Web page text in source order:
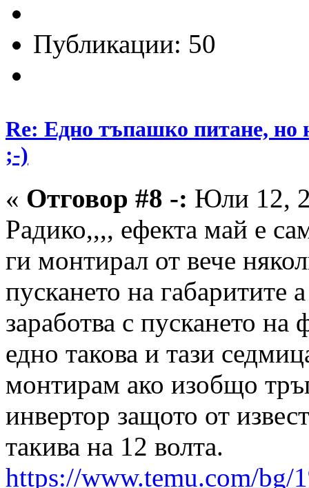
Публикации: 50
Re: Едно тъпашко питане, но
;-)
« Отговор #8 -: Юли 12,
Радико,,,, ефекта май е
ги монтирал от вече
пускането на габаритите
заработва с пускането
едно такова и тази
монтирам ако изобщо
инвертор защото от
такива на 12 волта.
https://www.temu.com/bg/